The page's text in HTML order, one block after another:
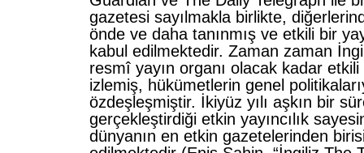
gazetesi sayılmakla birlikte,
önde ve daha tanınmış ve etkili bir
kabul edilmektedir. Zaman zaman
resmî yayın organı olacak kadar etkili
izlemiş, hükümetlerin genel
özdeşleşmiştir. İkiyüz yılı aşkın bir
gerçekleştirdiği etkin yayıncılık
dünyanın en etkin gazetelerinden